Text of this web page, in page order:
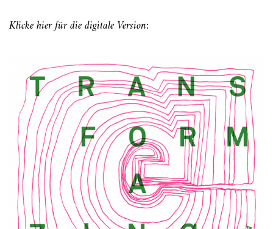
Klicke hier für die digitale Version: